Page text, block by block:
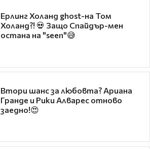
Ерлинг Холанд ghost-на Том
Холанд?! 💀 Защо Спайдър-мен
остана на "seen"😅
Втори шанс за любовта? Ариана
Гранде и Рики Алварес отново
заедно!😍